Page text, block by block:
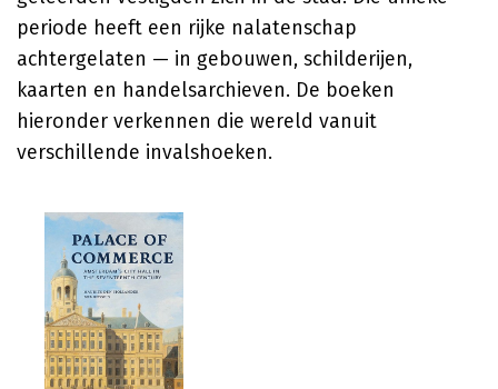
periode heeft een rijke nalatenschap
achtergelaten — in gebouwen, schilderijen,
kaarten en handelsarchieven. De boeken
hieronder verkennen die wereld vanuit
verschillende invalshoeken.